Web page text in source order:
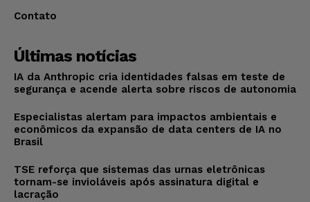
Contato
Últimas notícias
IA da Anthropic cria identidades falsas em teste de
segurança e acende alerta sobre riscos de autonomia
Especialistas alertam para impactos ambientais e
econômicos da expansão de data centers de IA no
Brasil
TSE reforça que sistemas das urnas eletrônicas
tornam-se invioláveis após assinatura digital e
lacração